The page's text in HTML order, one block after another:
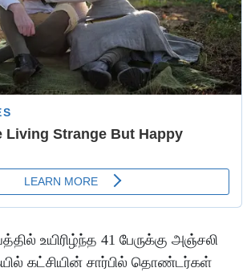
உயிரிழ்ந்த 41 பேருக்கு அஞ்சலி
கட்சியின் சார்பில் தொண்டர்கள்